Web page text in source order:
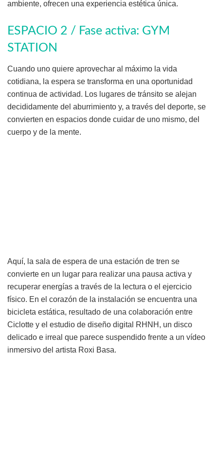
ambiente, ofrecen una experiencia estética única.
ESPACIO 2 / Fase activa: GYM
STATION
Cuando uno quiere aprovechar al máximo la vida
cotidiana, la espera se transforma en una oportunidad
continua de actividad. Los lugares de tránsito se alejan
decididamente del aburrimiento y, a través del deporte, se
convierten en espacios donde cuidar de uno mismo, del
cuerpo y de la mente.
Aquí, la sala de espera de una estación de tren se
convierte en un lugar para realizar una pausa activa y
recuperar energías a través de la lectura o el ejercicio
físico. En el corazón de la instalación se encuentra una
bicicleta estática, resultado de una colaboración entre
Ciclotte y el estudio de diseño digital RHNH, un disco
delicado e irreal que parece suspendido frente a un vídeo
inmersivo del artista Roxi Basa.